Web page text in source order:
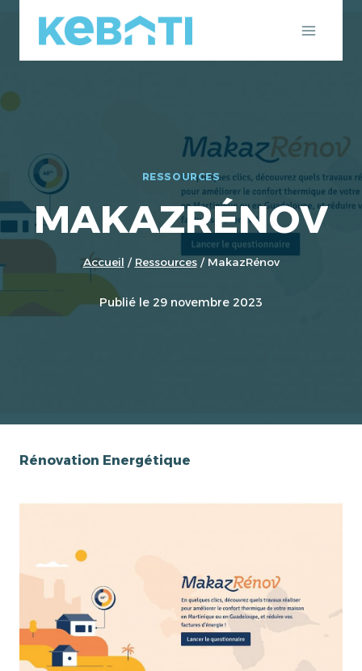
contenu
RESSOURCES
MAKAZRÉNOV
Accueil / Ressources / MakazRénov
Publié le 29 novembre 2023
Rénovation Energétique